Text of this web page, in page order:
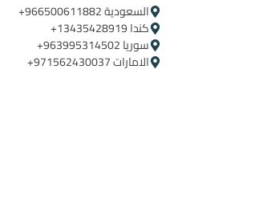
السعودية ‪+966500611882‬ ‪ ‪
كندا ‪+13435428919
سوريا ‪+963995314502
الامارات ‪+971562430037